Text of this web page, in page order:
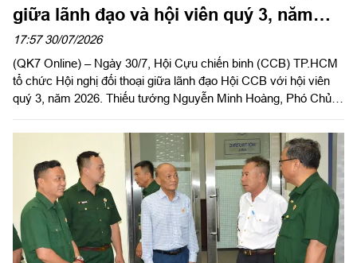
giữa lãnh đạo và hội viên quý 3, năm
2026
17:57 30/07/2026
(QK7 Online) – Ngày 30/7, Hội Cựu chiến binh (CCB) TP.HCM
tổ chức Hội nghị đối thoại giữa lãnh đạo Hội CCB với hội viên
quý 3, năm 2026. Thiếu tướng Nguyễn Minh Hoàng, Phó Chủ
TPHCM, Chủ tịch Hội CCB TP.HCM chủ trì hội nghị.